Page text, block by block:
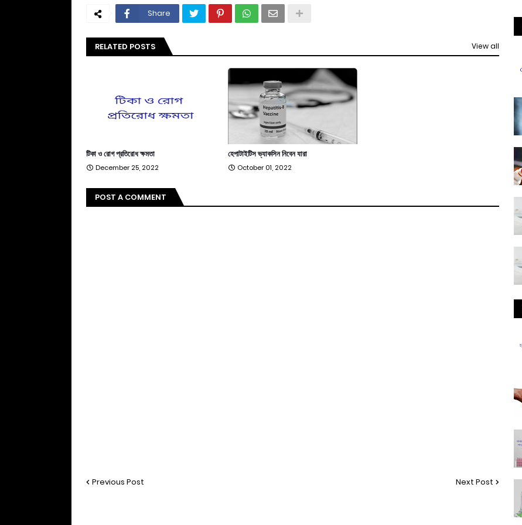
Share
RELATED POSTS View all
টিকা ও রোগ প্রতিরোধ ক্ষমতা
December 25, 2022
হেপাটাইটিস ভ্যাকসিন নিবেন যারা
October 01, 2022
POST A COMMENT
Previous Post Next Post